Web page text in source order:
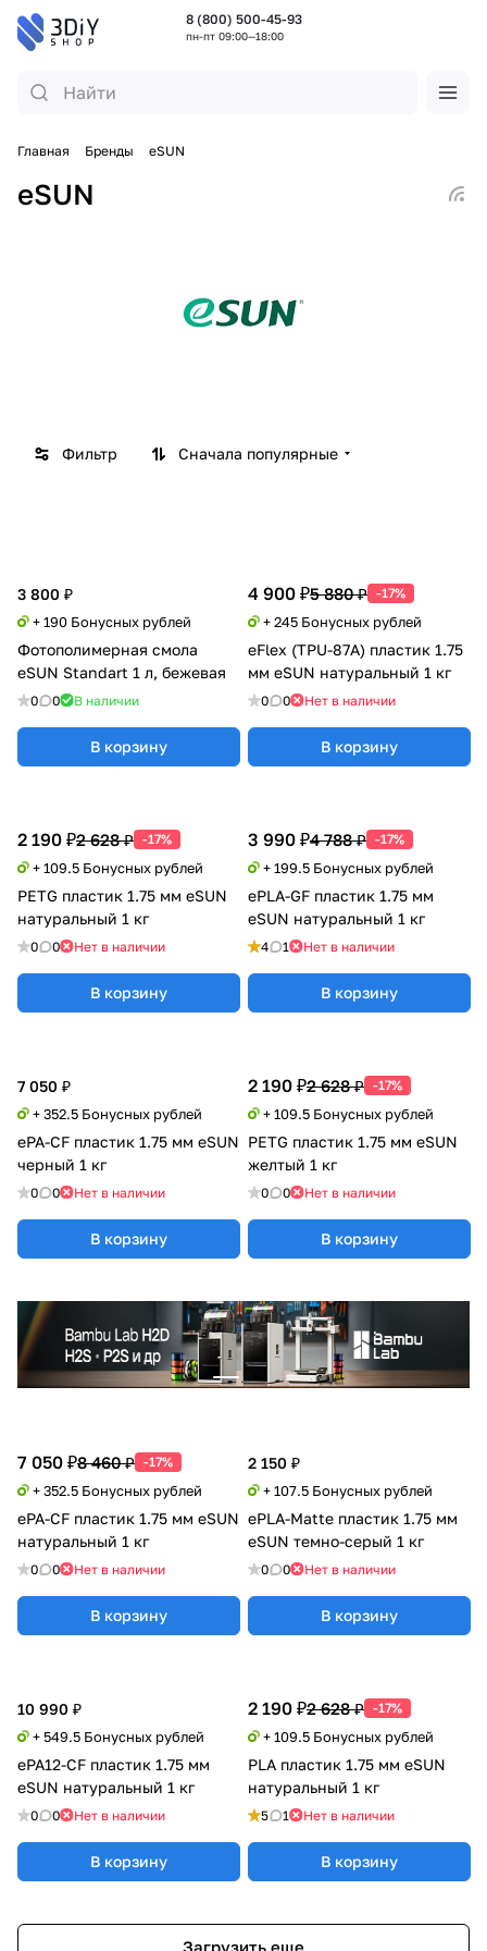
8 (800) 500-45-93
пн-пт 09:00—18:00
Главная Бренды eSUN
eSUN
Фильтр Сначала популярные
3 800 ₽
+ 190 Бонусных рублей
Фотополимерная смола
eSUN Standart 1 л, бежевая
0 0 В наличии
В корзину
4 900 ₽5 880 ₽ -17%
+ 245 Бонусных рублей
eFlex (TPU-87A) пластик 1.75
мм eSUN натуральный 1 кг
0 0 Нет в наличии
В корзину
3 990 ₽4 788 ₽ -17%
+ 199.5 Бонусных рублей
ePLA-GF пластик 1.75 мм
eSUN натуральный 1 кг
4 1 Нет в наличии
В корзину
7 050 ₽
+ 352.5 Бонусных рублей
ePA-CF пластик 1.75 мм eSUN
черный 1 кг
0 0 Нет в наличии
В корзину
2 190 ₽2 628 ₽ -17%
+ 109.5 Бонусных рублей
PETG пластик 1.75 мм eSUN
желтый 1 кг
0 0 Нет в наличии
В корзину
7 050 ₽8 460 ₽ -17%
+ 352.5 Бонусных рублей
ePA-CF пластик 1.75 мм eSUN
натуральный 1 кг
0 0 Нет в наличии
В корзину
2 150 ₽
+ 107.5 Бонусных рублей
ePLA-Matte пластик 1.75 мм
eSUN темно-серый 1 кг
0 0 Нет в наличии
В корзину
2 190 ₽2 628 ₽ -17%
+ 109.5 Бонусных рублей
PETG пластик 1.75 мм eSUN
натуральный 1 кг
0 0 Нет в наличии
В корзину
10 990 ₽
+ 549.5 Бонусных рублей
ePA12-CF пластик 1.75 мм
eSUN натуральный 1 кг
0 0 Нет в наличии
В корзину
2 190 ₽2 628 ₽ -17%
+ 109.5 Бонусных рублей
PLA пластик 1.75 мм eSUN
натуральный 1 кг
5 1 Нет в наличии
В корзину